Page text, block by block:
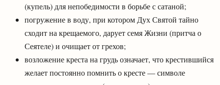
(купель) для непобедимости в борьбе с сатаной;
погружение в воду, при котором Дух Святой тайно
сходит на крещаемого, дарует семя Жизни (притча о
Сеятеле) и очищает от грехов;
возложение креста на грудь означает, что крестившийся
желает постоянно помнить о кресте — символе